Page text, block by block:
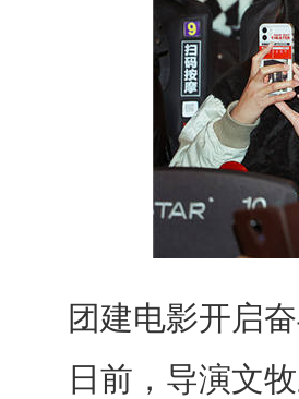
团建电影开启
日前，导演文